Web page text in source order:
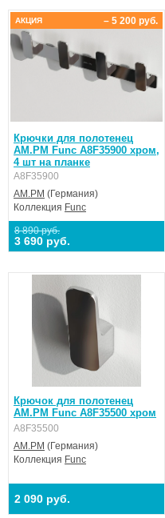
Крючки для полотенец
AM.PM Func A8F35900 хром,
4 шт на планке
A8F35900
AM.PM (Германия)
Коллекция Func
8 890 руб.
3 690 руб.
– 5 200 руб.
АКЦИЯ
Крючок для полотенец
AM.PM Func A8F35500 хром
A8F35500
AM.PM (Германия)
Коллекция Func
2 090 руб.